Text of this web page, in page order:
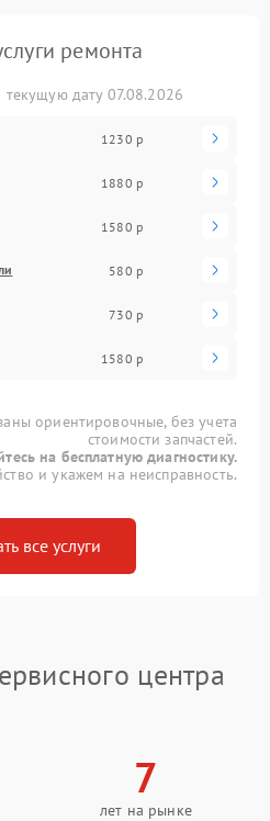
ремонта
дату 07.08.2026
1230 р
1880 р
1580 р
580 р
730 р
1580 р
ориентировочные, без учета
стоимости запчастей.
на бесплатную диагностику.
и укажем на неисправность.
все услуги
центра
7
лет на рынке